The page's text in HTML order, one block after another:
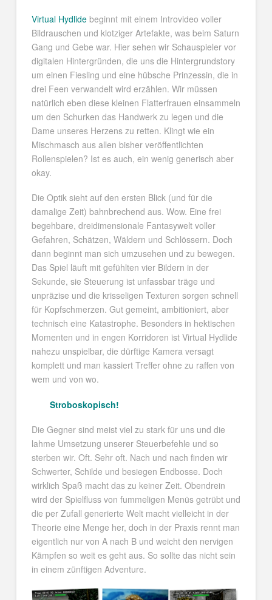
Virtual Hydlidebeginnt mit einem Introvideo voller
Bildrauschen und klotziger Artefakte, was beim Saturn
Gang und Gebe war. Hier sehen wir Schauspieler vor
digitalen Hintergründen, die uns die Hintergrundstory
um einen Fiesling und eine hübsche Prinzessin, die in
drei Feen verwandelt wird erzählen. Wir müssen
natürlich eben diese kleinen Flatterfrauen einsammeln
um den Schurken das Handwerk zu legen und die
Dame unseres Herzens zu retten. Klingt wie ein
Mischmasch aus allen bisher veröffentlichten
Rollenspielen? Ist es auch, ein wenig generisch aber
okay.
Die Optik sieht auf den ersten Blick (und für die
damalige Zeit) bahnbrechend aus. Wow. Eine frei
begehbare, dreidimensionale Fantasywelt voller
Gefahren, Schätzen, Wäldern und Schlössern. Doch
dann beginnt man sich umzusehen und zu bewegen.
Das Spiel läuft mit gefühlten vier Bildern in der
Sekunde, sie Steuerung ist unfassbar träge und
unpräzise und die krisseligen Texturen sorgen schnell
für Kopfschmerzen. Gut gemeint, ambitioniert, aber
technisch eine Katastrophe. Besonders in hektischen
Momenten und in engen Korridoren ist Virtual Hydlide
nahezu unspielbar, die dürftige Kamera versagt
komplett und man kassiert Treffer ohne zu raffen von
wem und von wo.
Stroboskopisch!
Die Gegner sind meist viel zu stark für uns und die
lahme Umsetzung unserer Steuerbefehle und so
sterben wir. Oft. Sehr oft. Nach und nach finden wir
Schwerter, Schilde und besiegen Endbosse. Doch
wirklich Spaß macht das zu keiner Zeit. Obendrein
wird der Spielfluss von fummeligen Menüs getrübt und
die per Zufall generierte Welt macht vielleicht in der
Theorie eine Menge her, doch in der Praxis rennt man
eigentlich nur von A nach B und weicht den nervigen
Kämpfen so weit es geht aus. So sollte das nicht sein
in einem zünftigen Adventure.